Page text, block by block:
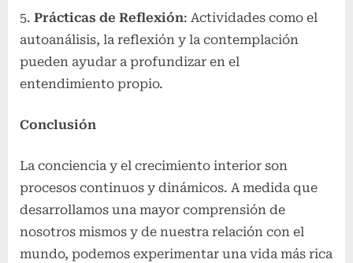
Prácticas de Reflexión: Actividades como el
autoanálisis, la reflexión y la contemplación
pueden ayudar a profundizar en el
entendimiento propio.
Conclusión
La conciencia y el crecimiento interior son
procesos continuos y dinámicos. A medida que
desarrollamos una mayor comprensión de
nosotros mismos y de nuestra relación con el
mundo, podemos experimentar una vida más rica